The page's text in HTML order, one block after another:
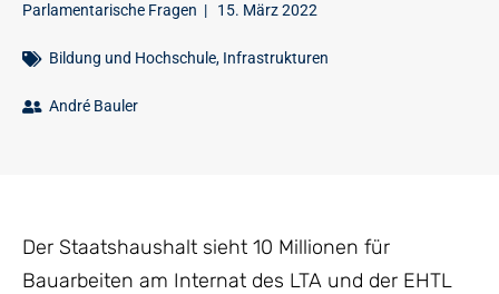
Parlamentarische Fragen | 15. März 2022
Bildung und Hochschule, Infrastrukturen
André Bauler
Der Staatshaushalt sieht 10 Millionen für
Bauarbeiten am Internat des LTA und der EHTL